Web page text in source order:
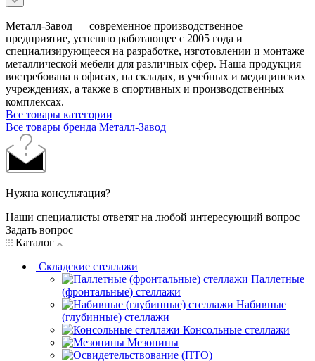
Металл-Завод — современное производственное
предприятие, успешно работающее с 2005 года и
специализирующееся на разработке, изготовлении и монтаже
металлической мебели для различных сфер. Наша продукция
востребована в офисах, на складах, в учебных и медицинских
учреждениях, а также в спортивных и производственных
комплексах.
Все товары категории
Все товары бренда Металл-Завод
Нужна консультация?
Наши специалисты ответят на любой интересующий вопрос
Задать вопрос
Каталог
Складские стеллажи
Паллетные
(фронтальные) стеллажи
Набивные
(глубинные) стеллажи
Консольные стеллажи
Мезонины